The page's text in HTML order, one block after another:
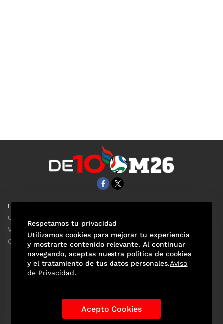
EL UNIVERSAL
Clase
ViveUSA
Confabulario
Historia de los Mundiales Lo viral Anécdotas Mundialistas
Las Figuras Tendencias Directorio
Respetamos tu privacidad
Utilizamos cookies para mejorar tu experiencia
y mostrarte contenido relevante. Al continuar
navegando, aceptas nuestra política de cookies
y el tratamiento de tus datos personales.Aviso
de Privacidad.
Acepto Cookies